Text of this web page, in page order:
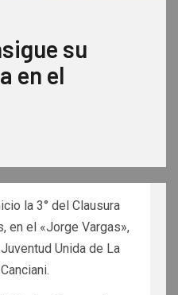
su
en el
la 3° del Clausura
en el «Jorge Vargas»,
Unida de La